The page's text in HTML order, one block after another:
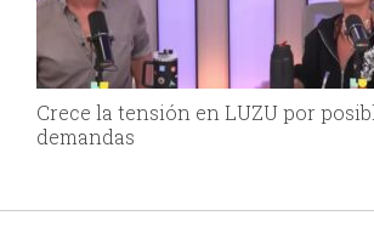
Crece la tensión en LUZU por
demandas